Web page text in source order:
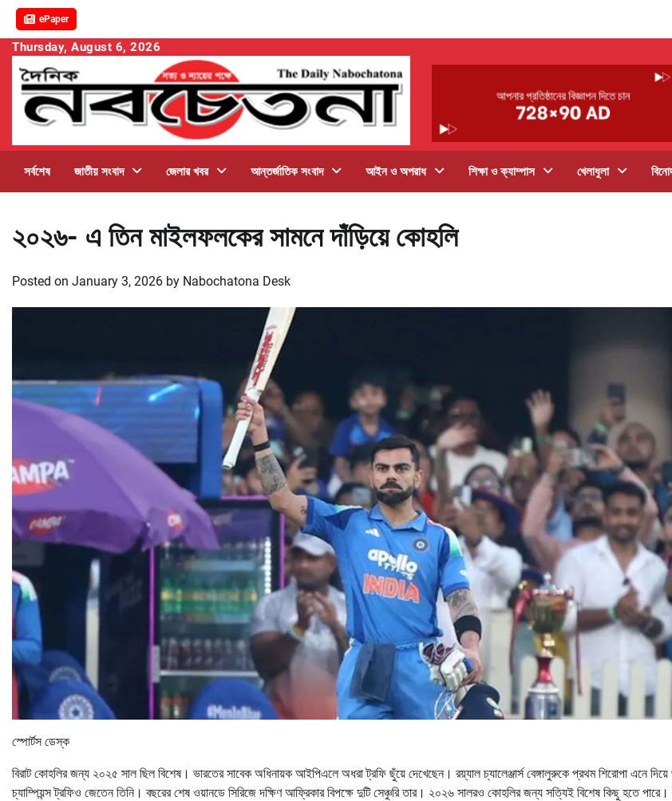
ePaper
Skip
content
Thursday, August 6, 2026
সর্বশেষ জাতীয় সংবাদ জেলার খবর আন্তর্জাতিক সংবাদ আইন ও অপরাধ শিক্ষা ও ক্যাম্পাস খেলাধুলা
২০২৬- এ তিন মাইলফলকের সামনে দাঁড়িয়ে কোহলি
Posted on January 3, 2026 by Nabochatona Desk
স্পোর্টস ডেস্ক
বিরাট কোহলির জন্য ২০২৫ সাল ছিল বিশেষ। ভারতের সাবেক অধিনায়ক আইপিএলে অধরা ট্রফি ছুঁয়ে দেখেছেন। রয়্যাল চ্যালেঞ্জার্স বেঙ্গালুরুকে প্রথম শিরোপা এনে দিয়ে
চ্যাম্পিয়ন্স ট্রফিও জেতেন তিনি। বছরের শেষ ওয়ানডে সিরিজে দক্ষিণ আফ্রিকার বিপক্ষে দুটি সেঞ্চুরি তার। ২০২৬ সালরও কোহলির জন্য সত্যিই বিশেষ কিছু হতে